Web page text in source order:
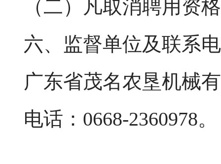
（二）凡取消聘用资
六、监督单位及联系
广东省茂名农垦机械
电话：0668-2360978。